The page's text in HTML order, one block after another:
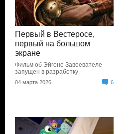
Первый в Вестеросе,
первый на большом
экране
Фильм об Эйгоне Завоевателе
запущен в разработку
04 марта 2026 6